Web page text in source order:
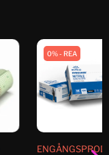
0% - REA